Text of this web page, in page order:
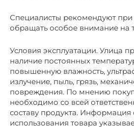
Специалисты рекомендуют при
обращать особое внимание на
Условия эксплуатации. Улица
наличие постоянных
повышенную влажность,
излучение, пыль, грязь,
повреждения. По мнению
необходимо со всей
составу продукта. Информация
использования товара